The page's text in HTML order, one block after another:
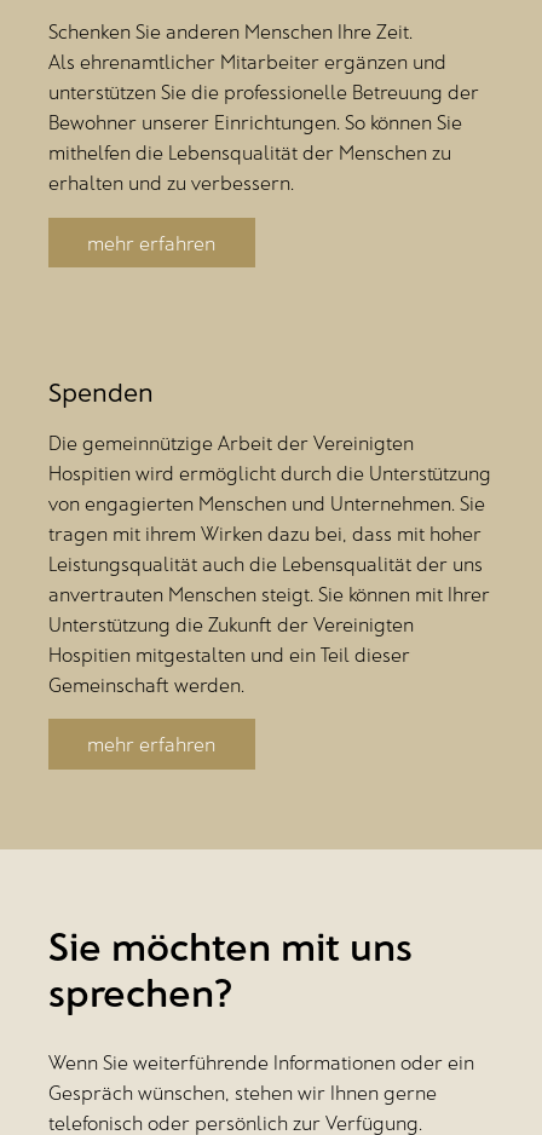
Schenken Sie anderen Menschen Ihre Zeit.
Als ehrenamtlicher Mitarbeiter ergänzen und
unterstützen Sie die professionelle Betreuung der
Bewohner unserer Einrichtungen. So können Sie
mithelfen die Lebensqualität der Menschen zu
erhalten und zu verbessern.
mehr erfahren
Spenden
Die gemeinnützige Arbeit der Vereinigten
Hospitien wird ermöglicht durch die Unterstützung
von engagierten Menschen und Unternehmen. Sie
tragen mit ihrem Wirken dazu bei, dass mit hoher
Leistungsqualität auch die Lebensqualität der uns
anvertrauten Menschen steigt. Sie können mit Ihrer
Unterstützung die Zukunft der Vereinigten
Hospitien mitgestalten und ein Teil dieser
Gemeinschaft werden.
mehr erfahren
Sie möchten mit uns
sprechen?
Wenn Sie weiterführende Informationen oder ein
Gespräch wünschen, stehen wir Ihnen gerne
telefonisch oder persönlich zur Verfügung.